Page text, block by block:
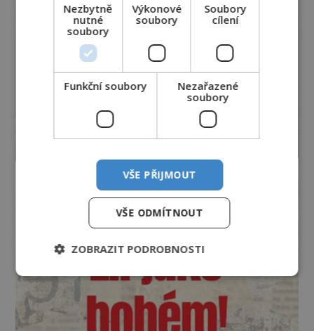
Nezbytně
nutné
soubory
Výkonové
soubory
Soubory
cílení
Funkční soubory
Nezařazené
soubory
VŠE PŘIJMOUT
VŠE ODMÍTNOUT
ZOBRAZIT PODROBNOSTI